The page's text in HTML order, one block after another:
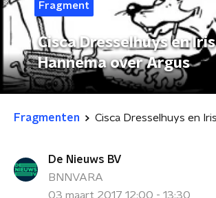
Fragment
Cisca Dresselhuys en Iris
Hannema over Argus
Fragmenten
De Nieuws BV
BNNVARA
03 maart 2017 12:00 - 13:30